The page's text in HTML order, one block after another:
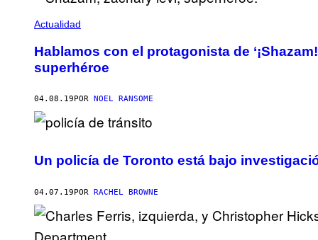
Actualidad
Hablamos con el protagonista de
superhéroe
04.08.19 POR NOEL RANSOME
Un policía de Toronto está bajo
04.07.19POR RACHEL BROWNE